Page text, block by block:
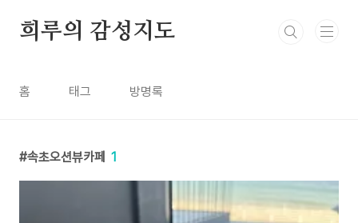
희루의 감성지도
홈 태그 방명록
속초오션뷰카페 1